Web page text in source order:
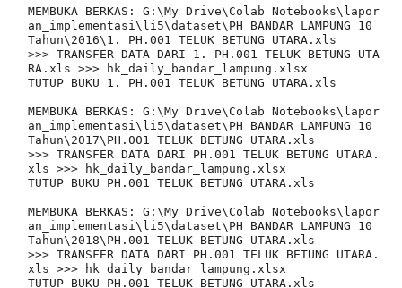
MEMBUKA BERKAS: G:\My Drive\Colab Notebooks\lapor
an_implementasi\li5\dataset\PH BANDAR LAMPUNG 10
Tahun\2016\1. PH.001 TELUK BETUNG UTARA.xls
>>> TRANSFER DATA DARI 1. PH.001 TELUK BETUNG UTA
RA.xls >>> hk_daily_bandar_lampung.xlsx
TUTUP BUKU 1. PH.001 TELUK BETUNG UTARA.xls
MEMBUKA BERKAS: G:\My Drive\Colab Notebooks\lapor
an_implementasi\li5\dataset\PH BANDAR LAMPUNG 10
Tahun\2017\PH.001 TELUK BETUNG UTARA.xls
>>> TRANSFER DATA DARI PH.001 TELUK BETUNG UTARA.
xls >>> hk_daily_bandar_lampung.xlsx
TUTUP BUKU PH.001 TELUK BETUNG UTARA.xls
MEMBUKA BERKAS: G:\My Drive\Colab Notebooks\lapor
an_implementasi\li5\dataset\PH BANDAR LAMPUNG 10
Tahun\2018\PH.001 TELUK BETUNG UTARA.xls
>>> TRANSFER DATA DARI PH.001 TELUK BETUNG UTARA.
xls >>> hk_daily_bandar_lampung.xlsx
TUTUP BUKU PH.001 TELUK BETUNG UTARA.xls